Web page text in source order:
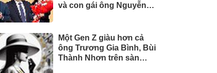
và con gái ông Nguyễn
Một Gen Z giàu hơn cả
ông Trương Gia Bình, Bùi
Thành Nhơn trên sàn